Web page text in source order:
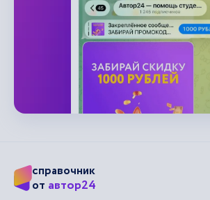
справочник
от автор24